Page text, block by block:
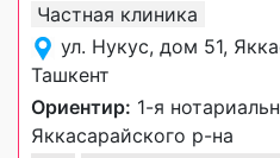
Частная клиника
ул. Нукус, дом 51,
Ташкент
Ориентир: 1-я
Яккасарайского р-на